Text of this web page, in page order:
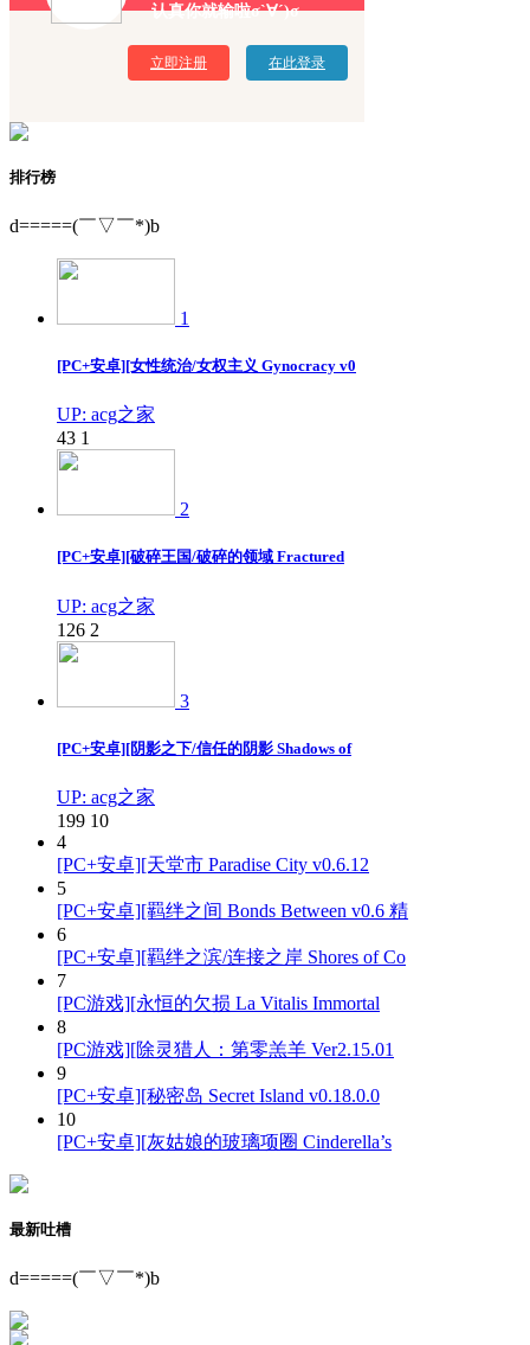
认真你就输啦σ`∀´)σ
立即注册 在此登录
排行榜
d=====(￣▽￣*)b
1
[PC+安卓][女性统治/女权主义 Gynocracy v0
UP: acg之家
43 1
2
[PC+安卓][破碎王国/破碎的领域 Fractured
UP: acg之家
126 2
3
[PC+安卓][阴影之下/信任的阴影 Shadows of
UP: acg之家
199 10
4
[PC+安卓][天堂市 Paradise City v0.6.12
5
[PC+安卓][羁绊之间 Bonds Between v0.6 精
6
[PC+安卓][羁绊之滨/连接之岸 Shores of Co
7
[PC游戏][永恒的欠损 La Vitalis Immortal
8
[PC游戏][除灵猎人：第零羔羊 Ver2.15.01
9
[PC+安卓][秘密岛 Secret Island v0.18.0.0
10
[PC+安卓][灰姑娘的玻璃项圈 Cinderella’s
最新吐槽
d=====(￣▽￣*)b